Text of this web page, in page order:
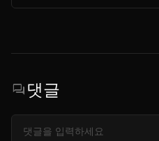
forum댓글